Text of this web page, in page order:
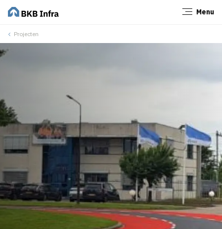
Menu
Projecten
Sluiten